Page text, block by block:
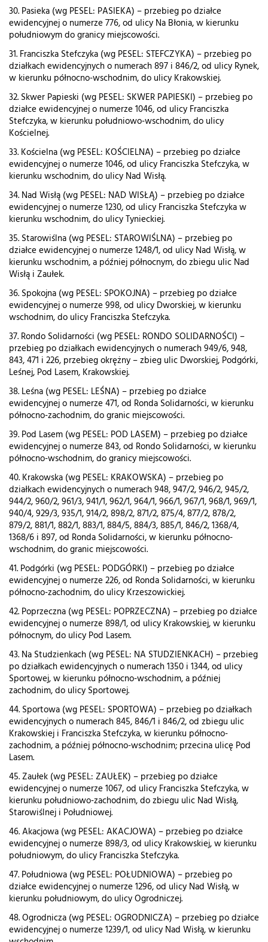
30. Pasieka (wg PESEL: PASIEKA) – przebieg po działce
ewidencyjnej o numerze 776, od ulicy Na Błonia, w kierunku
południowym do granicy miejscowości.
31. Franciszka Stefczyka (wg PESEL: STEFCZYKA) – przebieg po
działkach ewidencyjnych o numerach 897 i 846/2, od ulicy Rynek,
w kierunku północno-wschodnim, do ulicy Krakowskiej.
32. Skwer Papieski (wg PESEL: SKWER PAPIESKI) – przebieg po
działce ewidencyjnej o numerze 1046, od ulicy Franciszka
Stefczyka, w kierunku południowo-wschodnim, do ulicy
Kościelnej.
33. Kościelna (wg PESEL: KOŚCIELNA) – przebieg po działce
ewidencyjnej o numerze 1046, od ulicy Franciszka Stefczyka, w
kierunku wschodnim, do ulicy Nad Wisłą.
34. Nad Wisłą (wg PESEL: NAD WISŁĄ) – przebieg po działce
ewidencyjnej o numerze 1230, od ulicy Franciszka Stefczyka w
kierunku wschodnim, do ulicy Tynieckiej.
35. Starowiślna (wg PESEL: STAROWIŚLNA) – przebieg po
działce ewidencyjnej o numerze 1248/1, od ulicy Nad Wisłą, w
kierunku wschodnim, a później północnym, do zbiegu ulic Nad
Wisłą i Zaułek.
36. Spokojna (wg PESEL: SPOKOJNA) – przebieg po działce
ewidencyjnej o numerze 998, od ulicy Dworskiej, w kierunku
wschodnim, do ulicy Franciszka Stefczyka.
37. Rondo Solidarności (wg PESEL: RONDO SOLIDARNOŚCI) –
przebieg po działkach ewidencyjnych o numerach 949/6, 948,
843, 471 i 226, przebieg okrężny – zbieg ulic Dworskiej, Podgórki,
Leśnej, Pod Lasem, Krakowskiej.
38. Leśna (wg PESEL: LEŚNA) – przebieg po działce
ewidencyjnej o numerze 471, od Ronda Solidarności, w kierunku
północno-zachodnim, do granic miejscowości.
39. Pod Lasem (wg PESEL: POD LASEM) – przebieg po działce
ewidencyjnej o numerze 843, od Rondo Solidarności, w kierunku
północno-wschodnim, do granicy miejscowości.
40. Krakowska (wg PESEL: KRAKOWSKA) – przebieg po
działkach ewidencyjnych o numerach 948, 947/2, 946/2, 945/2,
944/2, 960/2, 961/3, 941/1, 962/1, 964/1, 966/1, 967/1, 968/1, 969/1,
940/4, 929/3, 935/1, 914/2, 898/2, 871/2, 875/4, 877/2, 878/2,
879/2, 881/1, 882/1, 883/1, 884/5, 884/3, 885/1, 846/2, 1368/4,
1368/6 i 897, od Ronda Solidarności, w kierunku północno-
wschodnim, do granic miejscowości.
41. Podgórki (wg PESEL: PODGÓRKI) – przebieg po działce
ewidencyjnej o numerze 226, od Ronda Solidarności, w kierunku
północno-zachodnim, do ulicy Krzeszowickiej.
42. Poprzeczna (wg PESEL: POPRZECZNA) – przebieg po działce
ewidencyjnej o numerze 898/1, od ulicy Krakowskiej, w kierunku
północnym, do ulicy Pod Lasem.
43. Na Studzienkach (wg PESEL: NA STUDZIENKACH) – przebieg
po działkach ewidencyjnych o numerach 1350 i 1344, od ulicy
Sportowej, w kierunku północno-wschodnim, a później
zachodnim, do ulicy Sportowej.
44. Sportowa (wg PESEL: SPORTOWA) – przebieg po działkach
ewidencyjnych o numerach 845, 846/1 i 846/2, od zbiegu ulic
Krakowskiej i Franciszka Stefczyka, w kierunku północno-
zachodnim, a później północno-wschodnim; przecina ulicę Pod
Lasem.
45. Zaułek (wg PESEL: ZAUŁEK) – przebieg po działce
ewidencyjnej o numerze 1067, od ulicy Franciszka Stefczyka, w
kierunku południowo-zachodnim, do zbiegu ulic Nad Wisłą,
Starowiślnej i Południowej.
46. Akacjowa (wg PESEL: AKACJOWA) – przebieg po działce
ewidencyjnej o numerze 898/3, od ulicy Krakowskiej, w kierunku
południowym, do ulicy Franciszka Stefczyka.
47. Południowa (wg PESEL: POŁUDNIOWA) – przebieg po
działce ewidencyjnej o numerze 1296, od ulicy Nad Wisłą, w
kierunku południowym, do ulicy Ogrodniczej.
48. Ogrodnicza (wg PESEL: OGRODNICZA) – przebieg po działce
ewidencyjnej o numerze 1239/1, od ulicy Nad Wisłą, w kierunku